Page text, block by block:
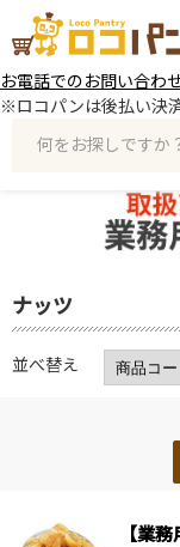
お電話でのお問い合わ
※ロコパンは後払い決
何をお探しですか
ナッツ
並べ替え
【業